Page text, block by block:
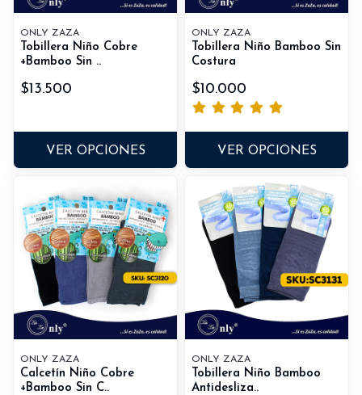
ONLY ZAZA
Tobillera Niño Cobre
+Bamboo Sin ..
$13.500
VER OPCIONES
ONLY ZAZA
Tobillera Niño Bamboo Sin
Costura
$10.000
VER OPCIONES
ONLY ZAZA
Calcetín Niño Cobre
+Bamboo Sin C..
ONLY ZAZA
Tobillera Niño Bamboo
Antidesliza..